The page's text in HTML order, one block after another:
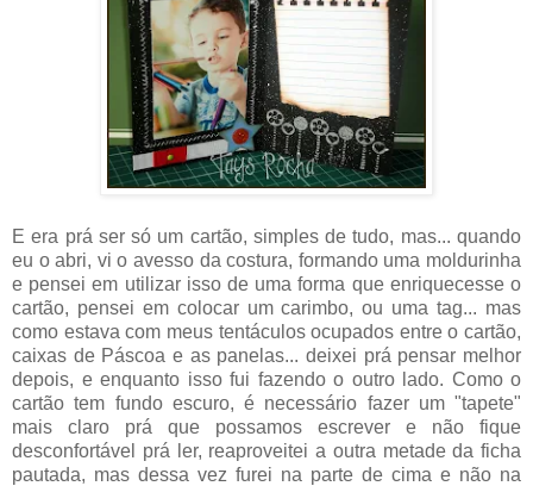
E era prá ser só um cartão, simples de tudo, mas... quando
eu o abri, vi o avesso da costura, formando uma moldurinha
e pensei em utilizar isso de uma forma que enriquecesse o
cartão, pensei em colocar um carimbo, ou uma tag... mas
como estava com meus tentáculos ocupados entre o cartão,
caixas de Páscoa e as panelas... deixei prá pensar melhor
depois, e enquanto isso fui fazendo o outro lado. Como o
cartão tem fundo escuro, é necessário fazer um "tapete"
mais claro prá que possamos escrever e não fique
desconfortável prá ler, reaproveitei a outra metade da ficha
pautada, mas dessa vez furei na parte de cima e não na